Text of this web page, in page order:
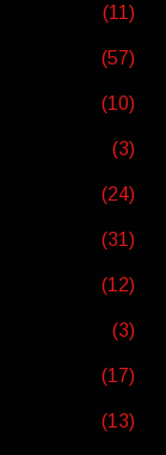
(11)
(57)
(10)
(3)
(24)
(31)
(12)
(3)
(17)
(13)